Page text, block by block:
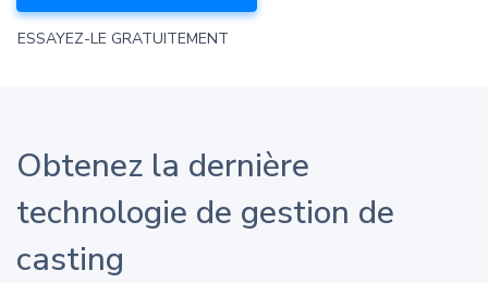
ESSAYEZ-LE GRATUITEMENT
Obtenez la dernière
technologie de gestion de
casting